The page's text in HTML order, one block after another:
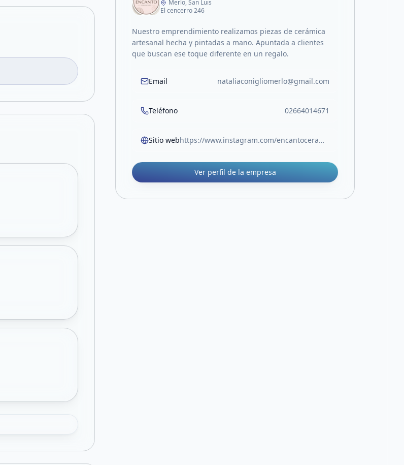
Merlo, San Luis
El cencerro 246
Nuestro emprendimiento realizamos piezas de cerámica
artesanal hecha y pintadas a mano. Apuntada a clientes
que buscan ese toque diferente en un regalo.
Email nataliaconigliomerlo@gmail.com
Teléfono 02664014671
Sitio web https://www.instagram.com/encantoceramicaydeco/
Ver perfil de la empresa